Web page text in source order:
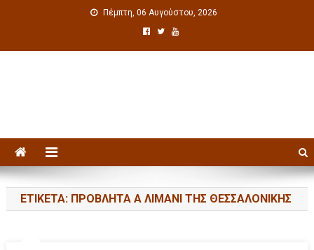
Πέμπτη, 06 Αυγούστου, 2026
ΕΤΙΚΈΤΑ: ΠΡΟΒΛΉΤΑ Α ΛΙΜΆΝΙ ΤΗΣ ΘΕΣΣΑΛΟΝΊΚΗΣ